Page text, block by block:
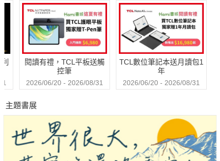
升工作效率皆適用
的五大守則
一本搞定！
閱讀有禮，TCL平板送觸
控筆
2026/06/20 - 2026/08/31
TCL數位筆記本送月讀包1
年
2026/06/20 - 2026/08/31
主題書展